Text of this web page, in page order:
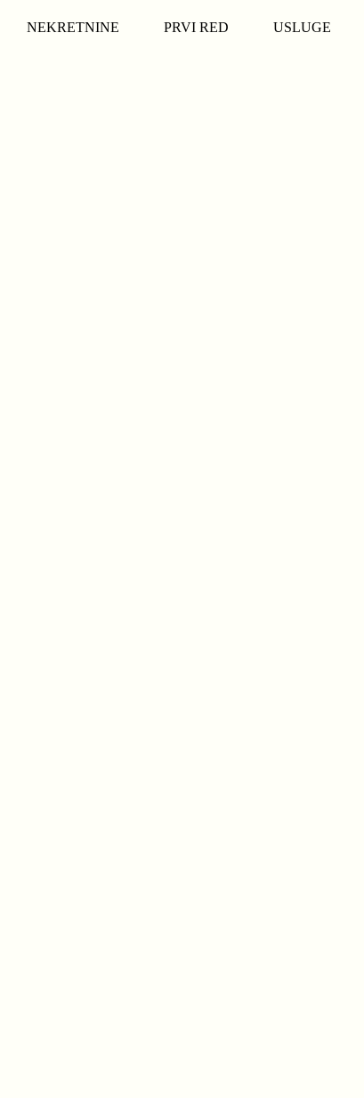
NEKRETNINE PRVI RED USLUGE